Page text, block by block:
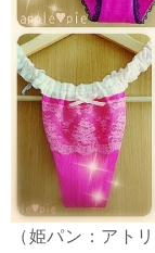
（姫パン：アト